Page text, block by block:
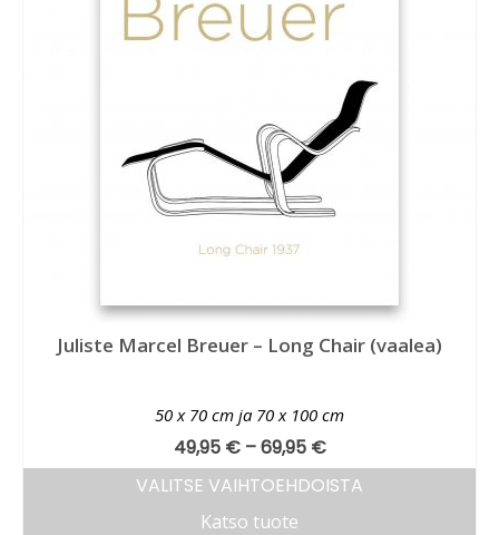
Juliste Marcel Breuer – Long Chair (vaalea)
50 x 70 cm ja 70 x 100 cm
49,95 € –69,95 €
VALITSE VAIHTOEHDOISTA
Katso tuote